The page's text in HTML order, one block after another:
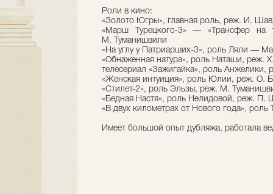
Роли в кино:
«Золото Югры», главная роль, реж. И.
«Марш Турецкого-3» — «Трансфер на
М. Туманишвили
«На углу у Патриарших-3», роль Ляли —
«Обнаженная натура», роль Наташи, реж.
телесериал «Зажигайка», роль Анжелики,
«Женская интуиция», роль Юлии, реж. О.
«Стилет-2», роль Эльзы, реж. М.
«Бедная Настя», роль Нелидовой, реж. П.
«В двух километрах от Нового года»,
Имеет большой опыт дубляжа, работала